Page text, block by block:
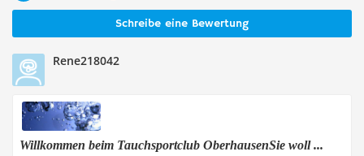
Schreibe eine Bewertung
Rene218042
Willkommen beim Tauchsportclub OberhausenSie woll ...